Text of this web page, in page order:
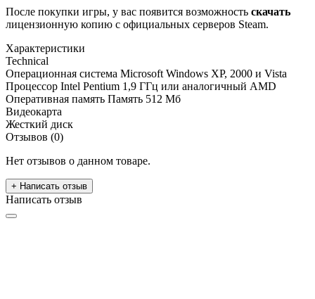
После покупки игры, у вас появится возможность скачать
лицензионную копию с официальных серверов Steam.
Характеристики
Technical
Операционная система Microsoft Windows XP, 2000 и Vista
Процессор Intel Pentium 1,9 ГГц или аналогичный AMD
Оперативная память Память 512 Мб
Видеокарта
Жесткий диск
Отзывов (0)
Нет отзывов о данном товаре.
+ Написать отзыв
Написать отзыв